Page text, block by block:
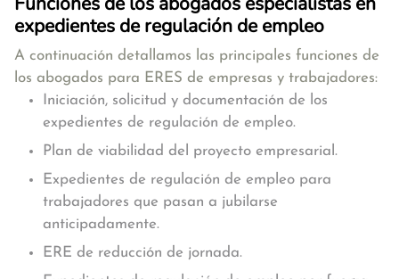
expedientes de regulación de empleo
A continuación detallamos las principales funciones de
los abogados para ERES de empresas y trabajadores:
Iniciación, solicitud y documentación de los
expedientes de regulación de empleo.
Plan de viabilidad del proyecto empresarial.
Expedientes de regulación de empleo para
trabajadores que pasan a jubilarse
anticipadamente.
ERE de reducción de jornada.